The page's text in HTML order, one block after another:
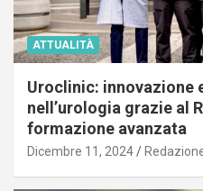
ATTUALITÀ
Uroclinic: innovazione
nell’urologia grazie al
formazione avanzata
Dicembre 11, 2024